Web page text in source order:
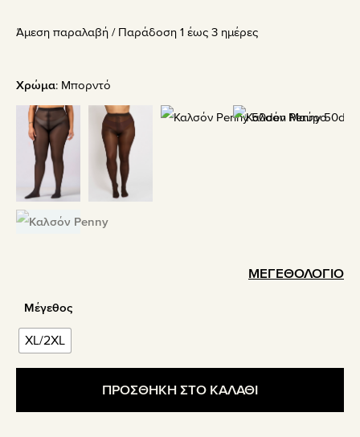
was:
τιμή
Άμεση παραλαβή / Παράδoση 1 έως 3 ημέρες
Χρώμα: Μπορντό
ΜΕΓΕΘΟΛΟΓΙΟ
Μέγεθος
XL/2XL
ΠΡΟΣΘΗΚΗ ΣΤΟ ΚΑΛΑΘΙ